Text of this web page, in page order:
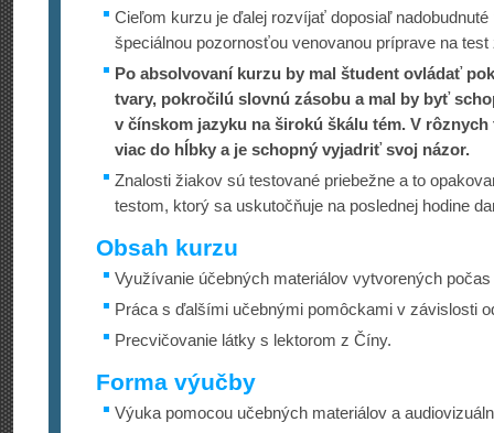
Cieľom kurzu je ďalej rozvíjať doposiaľ
špeciálnou pozornosťou venovanou príprave na
Po absolvovaní kurzu by mal študent ovládať
tvary, pokročilú slovnú zásobu a mal by byť
v čínskom jazyku na širokú škálu tém. V
viac do hĺbky a je schopný vyjadriť svoj názor.
Znalosti žiakov sú testované priebežne a to
testom, ktorý sa uskutočňuje na poslednej hodine
Obsah kurzu
Využívanie účebných materiálov vytvorených
Práca s ďalšími učebnými pomôckami v závislosti
Precvičovanie látky s lektorom z Číny.
Forma výučby
Výuka pomocou učebných materiálov a